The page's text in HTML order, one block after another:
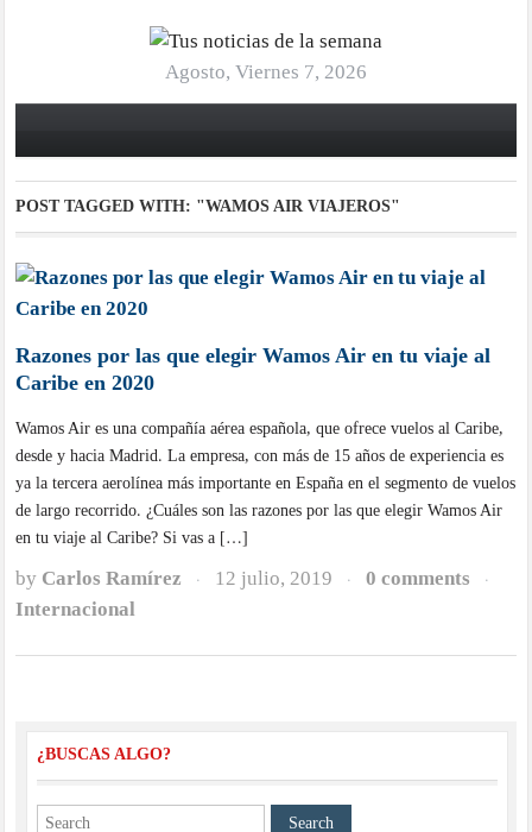
Agosto, Viernes 7, 2026
POST TAGGED WITH: "WAMOS AIR VIAJEROS"
Razones por las que elegir Wamos Air en tu viaje al
Caribe en 2020
Wamos Air es una compañía aérea española, que ofrece vuelos al Caribe,
desde y hacia Madrid. La empresa, con más de 15 años de experiencia es
ya la tercera aerolínea más importante en España en el segmento de vuelos
de largo recorrido. ¿Cuáles son las razones por las que elegir Wamos Air
en tu viaje al Caribe? Si vas a […]
by Carlos Ramírez · 12 julio, 2019 · 0 comments ·
Internacional
¿BUSCAS ALGO?